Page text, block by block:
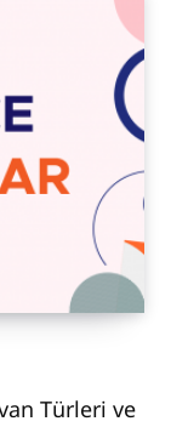
Türleri ve